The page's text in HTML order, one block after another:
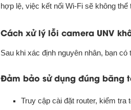
hợp lệ, việc kết nối Wi-Fi sẽ không thể
Cách xử lý lỗi camera UNV
Sau khi xác định nguyên nhân, bạn
Đảm bảo sử dụng đúng băng
Truy cập cài đặt router, kiểm tra